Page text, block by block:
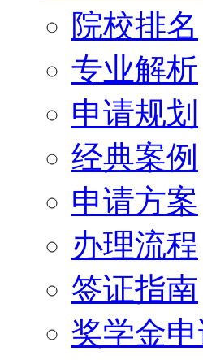
院校排名
专业解析
申请规划
经典案例
申请方案
办理流程
签证指南
奖学金